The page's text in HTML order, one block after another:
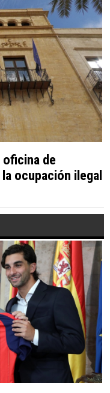
oficina de
ocupación ilegal